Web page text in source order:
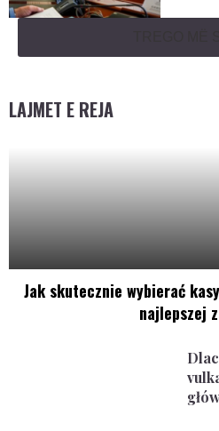
LAJMET E REJA
Jak skutecznie wybierać
najlepszej